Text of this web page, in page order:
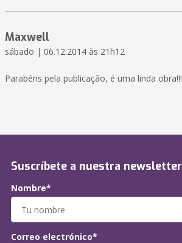
Maxwell
sábado | 06.12.2014 às 21h12
Parabéns pela publicação, é uma linda obra!!!
Suscríbete a nuestra newsletter
Nombre*
Correo electrónico*